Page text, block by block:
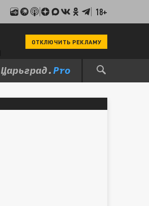
18+
ОТКЛЮЧИТЬ РЕКЛАМУ